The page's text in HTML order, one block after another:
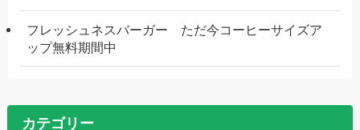
フレッシュネスバーガー ただ今コーヒーサイズア
ップ無料期間中
カテゴリー